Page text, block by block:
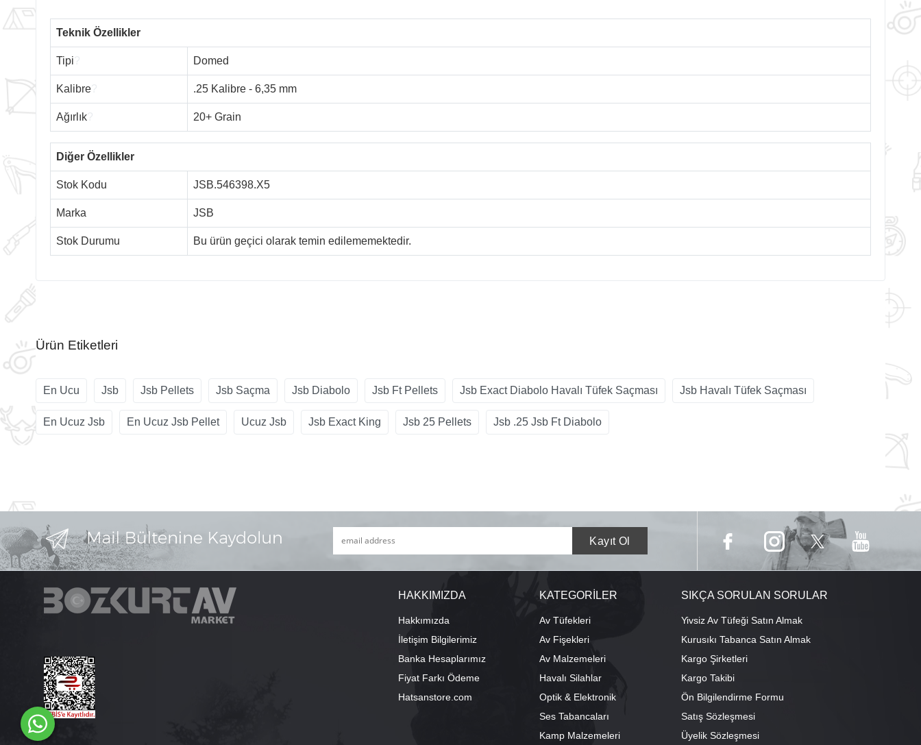
Teknik Özellikler
Tipi Domed
Kalibre .25 Kalibre - 6,35 mm
Ağırlık 20+ Grain
Diğer Özellikler
Stok Kodu JSB.546398.X5
Marka JSB
Stok Durumu Bu ürün geçici olarak temin edilememektedir.
Ürün Etiketleri
En Ucu Jsb Jsb Pellets Jsb Saçma Jsb Diabolo Jsb Ft Pellets Jsb Exact Diabolo Havalı Tüfek Saçması Jsb Havalı Tüfek Saçması
En Ucuz Jsb En Ucuz Jsb Pellet Ucuz Jsb Jsb Exact King Jsb 25 Pellets Jsb .25 Jsb Ft Diabolo
HAKKIMIZDA
Hakkımızda
İletişim Bilgilerimiz
Banka Hesaplarımız
Fiyat Farkı Ödeme
Hatsanstore.com
KATEGORİLER
Av Tüfekleri
Av Fişekleri
Av Malzemeleri
Havalı Silahlar
Optik & Elektronik
Ses Tabancaları
Kamp Malzemeleri
SIKÇA SORULAN SORULAR
Yivsiz Av Tüfeği Satın Almak
Kurusıkı Tabanca Satın Almak
Kargo Şirketleri
Kargo Takibi
Ön Bilgilendirme Formu
Satış Sözleşmesi
Üyelik Sözleşmesi